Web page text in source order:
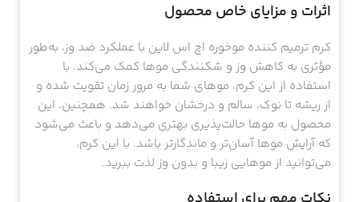
اثرات و مزایای خاص محصول
کرم ترمیم کننده موخوره اچ اس لاین با عملکرد ضد وز، به‌طور
مؤثری به کاهش وز و شکنندگی موها کمک می‌کند. با
استفاده از این کرم، موهای شما به مرور زمان تقویت شده و
از ریشه تا نوک، سالم و درخشان خواهند شد. همچنین، این
محصول به موها حالت‌پذیری بهتری می‌دهد و باعث می‌شود
که آرایش موها آسان‌تر و ماندگارتر باشد. با این کرم،
می‌توانید از موهایی زیبا و بدون وز لذت ببرید.